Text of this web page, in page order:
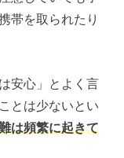
帯を取られたり
安心」とよく言
とは少ないとい
は頻繁に起きて